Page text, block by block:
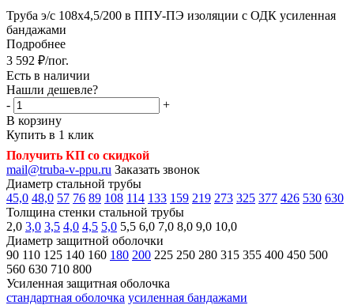
Труба э/с 108х4,5/200 в ППУ-ПЭ изоляции с ОДК усиленная
бандажами
Подробнее
3 592 ₽/пог.
Есть в наличии
Нашли дешевле?
-
+
В корзину
Купить в 1 клик
Получить КП со скидкой
mail@truba-v-ppu.ru Заказать звонок
Диаметр стальной трубы
45,0 48,0 57 76 89 108 114 133 159 219 273 325 377 426 530 630
Толщина стенки стальной трубы
2,0 3,0 3,5 4,0 4,5 5,0 5,5 6,0 7,0 8,0 9,0 10,0
Диаметр защитной оболочки
90 110 125 140 160 180 200 225 250 280 315 355 400 450 500
560 630 710 800
Усиленная защитная оболочка
стандартная оболочка усиленная бандажами